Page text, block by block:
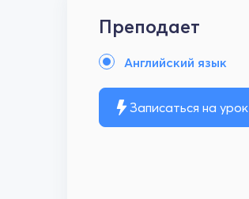
Преподает
Английский язык
Записаться на урок